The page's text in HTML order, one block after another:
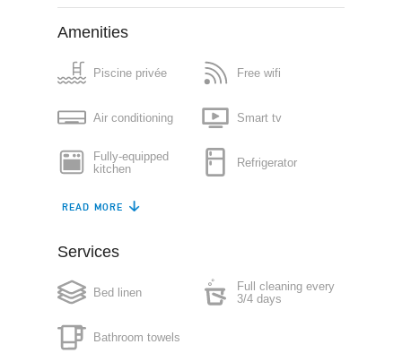
Amenities
Piscine privée Free wifi
Air conditioning Smart tv
Fully-equipped
kitchen
Refrigerator
Dishwasher
Boiler
Washing machine Iron
Hair-dryer
READ MORE
Services
Bed linen
Bathroom towels
Full cleaning every
3/4 days